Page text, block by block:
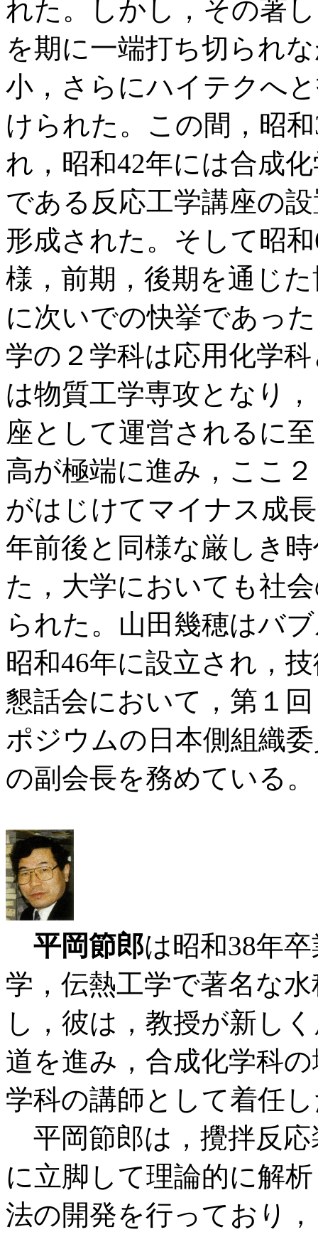
れた。しかし，その著
を期に一端打ち切られ
小，さらにハイテクへ
けられた。この間，昭
れ，昭和42年には合成
である反応工学講座の
形成された。そして昭
様，前期，後期を通じ
に次いでの快挙であっ
学の２学科は応用化学
は物質工学専攻となり
座として運営されるに
高が極端に進み，ここ
がはじけてマイナス成
年前後と同様な厳しき
た，大学においても社
られた。山田幾穂はバ
昭和46年に設立され，
懇話会において，第１
ポジウムの日本側組織
の副会長を務めている。
平岡節郎は昭和38年
学，伝熱工学で著名な
し，彼は，教授が新し
道を進み，合成化学科
学科の講師として着任
平岡節郎は，攪拌反応
に立脚して理論的に解
法の開発を行っており